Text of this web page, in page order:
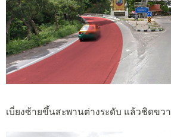
เบี่ยงซ้ายขึ้นสะพานต่างระดับ แล้วชิดขวา